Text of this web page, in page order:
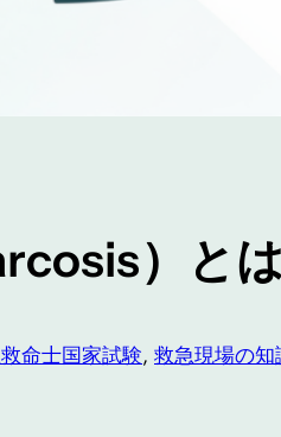
）と
命士国家試験, 救急現場の知